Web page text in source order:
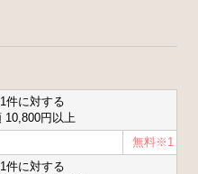
件に対する
10,800円以上
無料※1
件に対する